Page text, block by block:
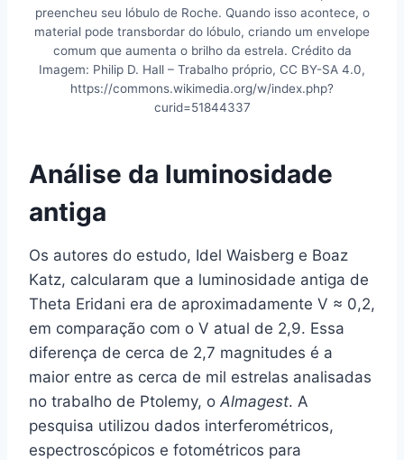
preencheu seu lóbulo de Roche. Quando isso acontece, o
material pode transbordar do lóbulo, criando um envelope
comum que aumenta o brilho da estrela. Crédito da
Imagem: Philip D. Hall – Trabalho próprio, CC BY-SA 4.0,
https://commons.wikimedia.org/w/index.php?
curid=51844337
Análise da luminosidade
antiga
Os autores do estudo, Idel Waisberg e Boaz
Katz, calcularam que a luminosidade antiga de
Theta Eridani era de aproximadamente V ≈ 0,2,
em comparação com o V atual de 2,9. Essa
diferença de cerca de 2,7 magnitudes é a
maior entre as cerca de mil estrelas analisadas
no trabalho de Ptolemy, o Almagest. A
pesquisa utilizou dados interferométricos,
espectroscópicos e fotométricos para